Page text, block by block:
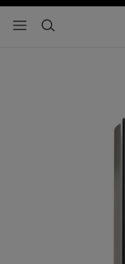
- navegación principal
buscar